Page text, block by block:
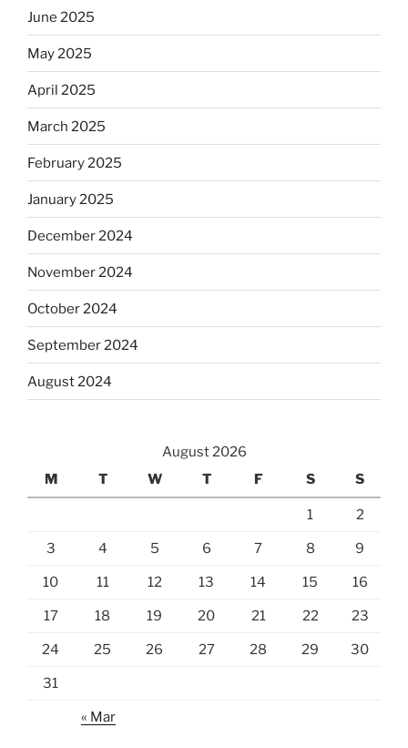
June 2025
May 2025
April 2025
March 2025
February 2025
January 2025
December 2024
November 2024
October 2024
September 2024
August 2024
August 2026
M
T W T F S S
1 2
3 4 5 6 7 8 9
10 11 12 13 14 15 16
17 18 19 20 21 22 23
24 25 26 27 28 29 30
31
« Mar